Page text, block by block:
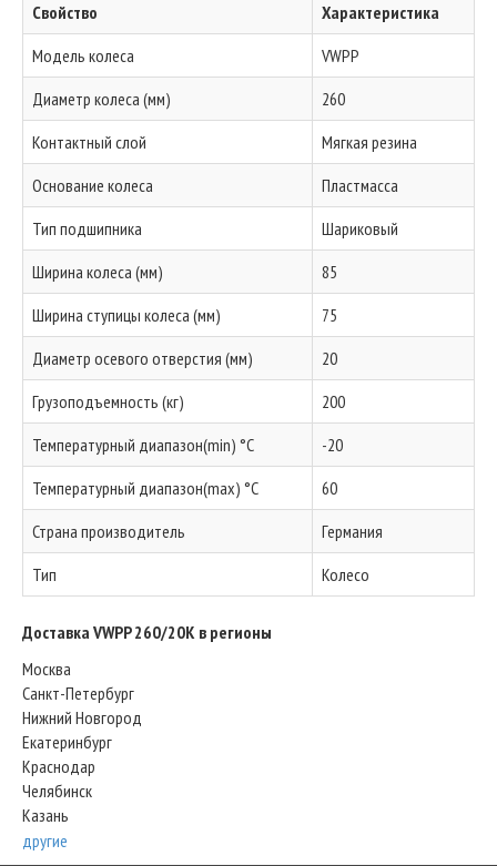
Свойство
Характеристика
Модель колеса
VWPP
Диаметр колеса (мм)
260
Контактный слой
Мягкая резина
Основание колеса
Пластмасса
Тип подшипника
Шариковый
Ширина колеса (мм)
85
Ширина ступицы колеса (мм)
75
Диаметр осевого отверстия (мм)
20
Грузоподъемность (кг)
200
Температурный диапазон(min) °C
-20
Температурный диапазон(max) °C
60
Страна производитель
Германия
Тип
Колесо
Доставка VWPP 260/20K в регионы
Москва
Санкт-Петербург
Нижний Новгород
Екатеринбург
Краснодар
Челябинск
Казань
другие